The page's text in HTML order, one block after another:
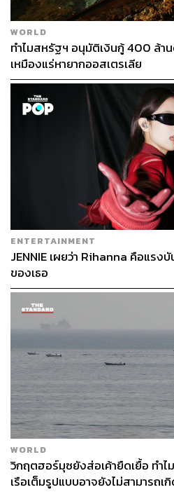
WORLD
ทำไมสหรัฐฯ อนุมัติเงินกู้ 400 ล้า
เหมืองแร่หายากออสเตรเลีย
ENTERTAINMENT
JENNIE เผยว่า Rihanna คือแร
ของเธอ
WORLD
วิกฤตฮอร์มุซยังส่อเค้ายืดเยื้อ ทำไ
เรือเต็มรูปแบบอาจยังไม่สามารถเ